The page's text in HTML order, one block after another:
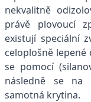
nekvalitně
právě plovoucí
existují speciální
celoplošně
se pomocí
následně se na
samotná krytina.